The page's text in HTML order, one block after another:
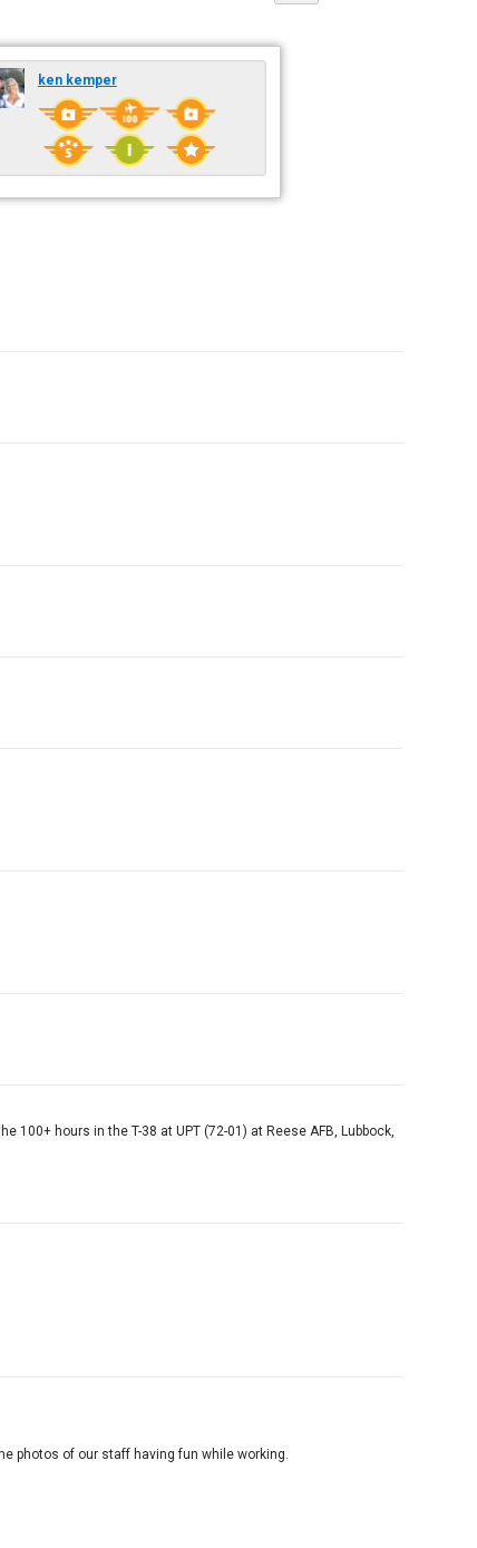
ken kemper
hours in the T-38 at UPT (72-01) at Reese AFB, Lubbock,
photos of our staff having fun while working.